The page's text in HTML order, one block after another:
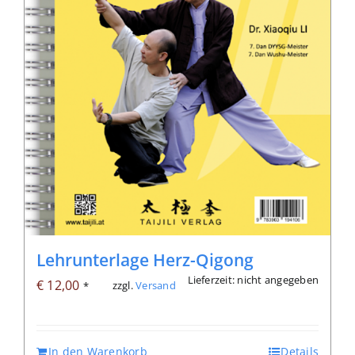
Lehrunterlage Herz-Qigong
€ 12,00 * zzgl.Versand Lieferzeit: nicht angegeben
In den Warenkorb Details